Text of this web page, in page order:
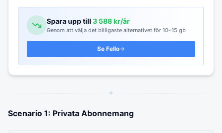
Spara upp till 3 588kr/år
Genom att välja det billigaste alternativet för 10–15 gb
Se Fello
Scenario 1: Privata Abonnemang